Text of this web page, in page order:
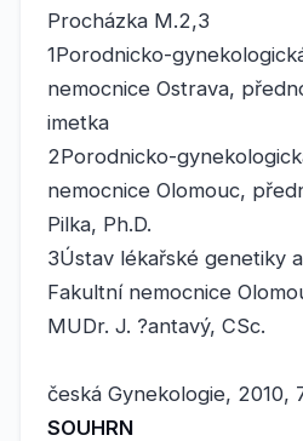
Procházka M.2,3
1Porodnicko-
nemocnice Ostrava,
imetka
2Porodnicko-
nemocnice Olomouc,
Pilka, Ph.D.
3Ústav lékařské genetiky
Fakultní nemocnice
MUDr. J. ?antavý, CSc.
česká Gynekologie, 2010,
SOUHRN